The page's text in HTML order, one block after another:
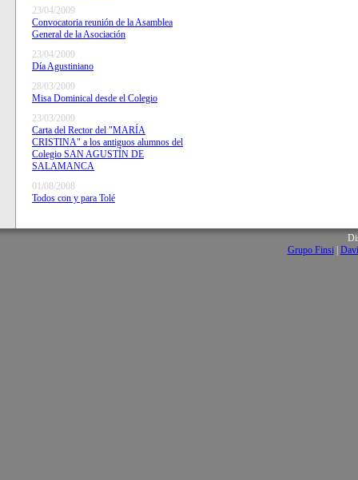
23/04/2009
Convocatoria reunión de la Asamblea
General de la Asociación
23/04/2009
Día Agustiniano
28/03/2009
Misa Dominical desde el Colegio
23/03/2009
Carta del Rector del "MARÍA
CRISTINA" a los antiguos alumnos del
Colegio SAN AGUSTÍN DE
SALAMANCA
01/08/2008
Todos con y para Tolé
Grupo Finsi|